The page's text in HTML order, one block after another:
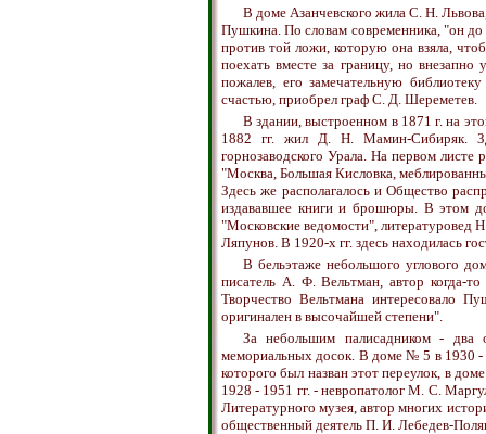
В доме Азанчевского жила С. Н.
Пушкина. По словам современника, "он
против той ложи, которую она взяла,
поехать вместе за границу, но
пожалев, его замечательную
счастью, приобрел граф С. Д. Шереметев.
В здании, выстроенном в 1871 г. на
1882 гг. жил Д. Н. Мамин-Сибиряк.
горнозаводского Урала. На первом
"Москва, Большая Кисловка,
Здесь же располагалось и Общество
издававшее книги и брошюры. В этом
"Московские ведомости", литературовед
Ляпунов. В 1920-х гг. здесь находилась
В бельэтаже небольшого углового
писатель А. Ф. Вельтман, автор когда-
Творчество Вельтмана интересовало
оригинален в высочайшей степени".
За небольшим палисадником -
мемориальных досок. В доме № 5 в 1930
которого был назван этот переулок, в
1928 - 1951 гг. - невропатолог М. С.
Литературного музея, автор многих
общественный деятель П. И. Лебедев-